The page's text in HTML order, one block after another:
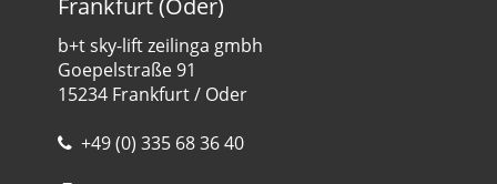
Frankfurt (Oder)
b+t sky-lift zeilinga gmbh
Goepelstraße 91
15234 Frankfurt / Oder
+49 (0) 335 68 36 40